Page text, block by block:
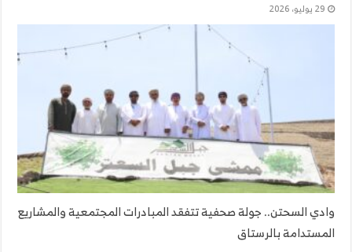
29 يوليو، 2026
وادي السحتن.. جولة صحفية تتفقد المبادرات المجتمعية والمشاريع
المستدامة بالرستاق